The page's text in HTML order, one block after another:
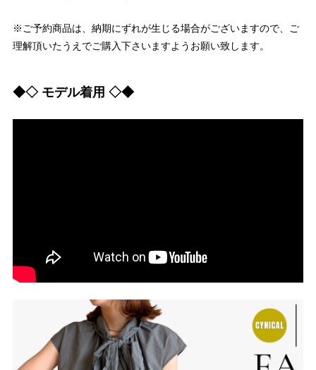
※ご予約商品は、納期にずれが生じる場合がございますので、ご
理解頂いたうえでご購入下さいますようお願い致します。
◆◇ モデル着用 ◇◆